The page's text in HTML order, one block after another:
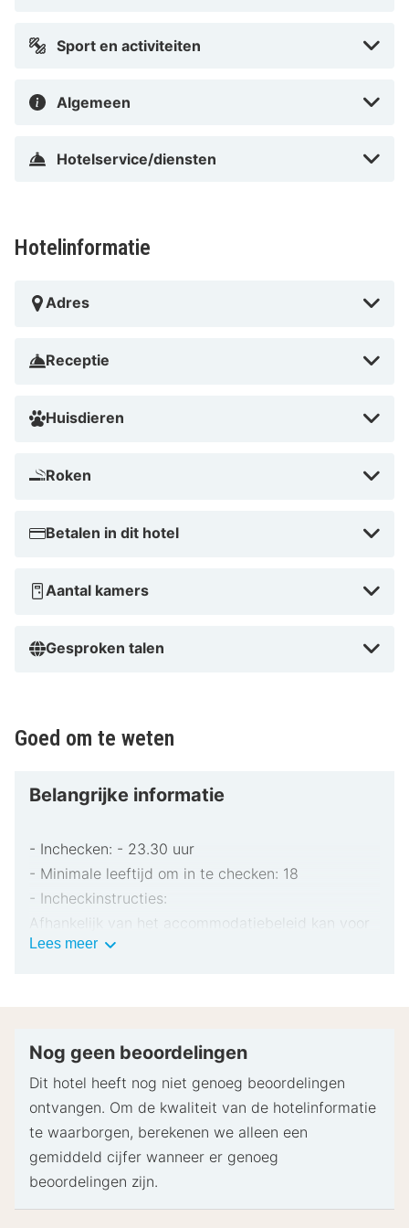
Vlak bij Promenade des Anglais
Sport en activiteiten
Algemeen
Hotelservice/diensten
Hotelinformatie
Adres
Receptie
Huisdieren
Roken
Betalen in dit hotel
Aantal kamers
Gesproken talen
Goed om te weten
Belangrijke informatie
- Inchecken: - 23.30 uur
- Minimale leeftijd om in te checken: 18
- Incheckinstructies:
Afhankelijk van het accommodatiebeleid kan voor
extra personen een toeslag in rekening worden
pinpas of borgsom in contanten te verstrekken
Speciale verzoeken worden onder voorbehoud van
beschikbaarheid bij het inchecken ingewilligd.
Hiervoor kunnen extra kosten in rekening worden
gebracht. Speciale verzoeken kunnen niet worden
gegarandeerd.
Lees meerBelangrijke
Nog geen beoordelingen
Dit hotel heeft nog niet genoeg beoordelingen
ontvangen. Om de kwaliteit van de hotelinformatie
te waarborgen, berekenen we alleen een
gemiddeld cijfer wanneer er genoeg
beoordelingen zijn.